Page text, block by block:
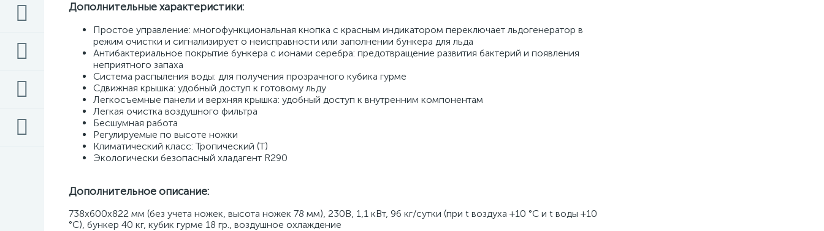
Дополнительные характеристики:
Простое управление: многофункциональная кнопка с красным индикатором переключает льдогенератор в
режим очистки и сигнализирует о неисправности или заполнении бункера для льда
Антибактериальное покрытие бункера с ионами серебра: предотвращение развития бактерий и появления
неприятного запаха
Система распыления воды: для получения прозрачного кубика гурме
Сдвижная крышка: удобный доступ к готовому льду
Легкосъемные панели и верхняя крышка: удобный доступ к внутренним компонентам
Легкая очистка воздушного фильтра
Бесшумная работа
Регулируемые по высоте ножки
Климатический класс: Тропический (T)
Экологически безопасный хладагент R290
Дополнительное описание:
738х600х822 мм (без учета ножек, высота ножек 78 мм), 230В, 1,1 кВт, 96 кг/сутки (при t воздуха +10 °C и t воды +10
°C), бункер 40 кг, кубик гурме 18 гр., воздушное охлаждение